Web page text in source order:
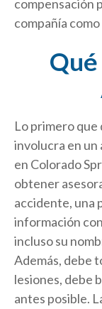
compensación
compañía
Lo primero que
involucra en
en Colorado
obtener
accidente, una
información
incluso su
Además, debe
lesiones, debe
antes posible.